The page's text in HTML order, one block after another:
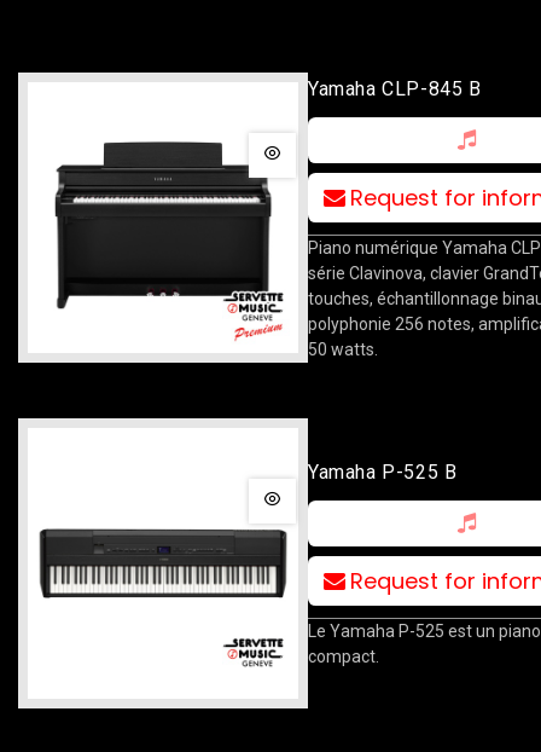
Yamaha CLP-845 B
Request for
Piano numérique Yamaha
série Clavinova, clavier
touches, échantillonnage
polyphonie 256 notes,
50 watts.
Yamaha P-525 B
Request for
Le Yamaha P-525 est un
compact.